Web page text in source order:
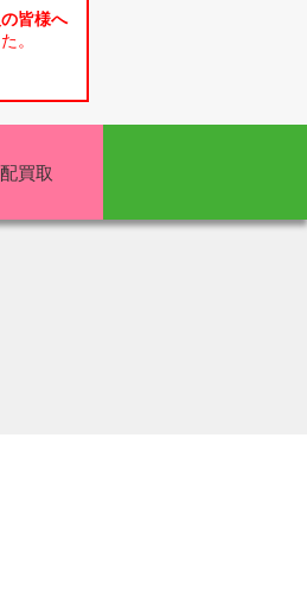
皆様へ
。
買取